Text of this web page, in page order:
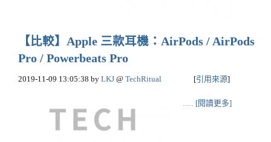
【比較】Apple 三款耳機：AirPods / AirPods
Pro / Powerbeats Pro
2019-11-09 13:05:38 by LKJ @ TechRitual [引用來源]
...... [閱讀更多]